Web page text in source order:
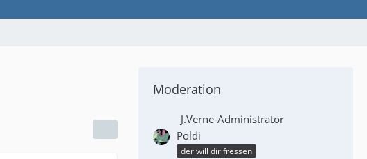
Moderation
J.Verne-Administrator
Poldi
der will dir fressen